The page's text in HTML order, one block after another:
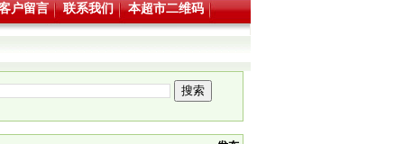
户留言 联系我们 本超市二维码